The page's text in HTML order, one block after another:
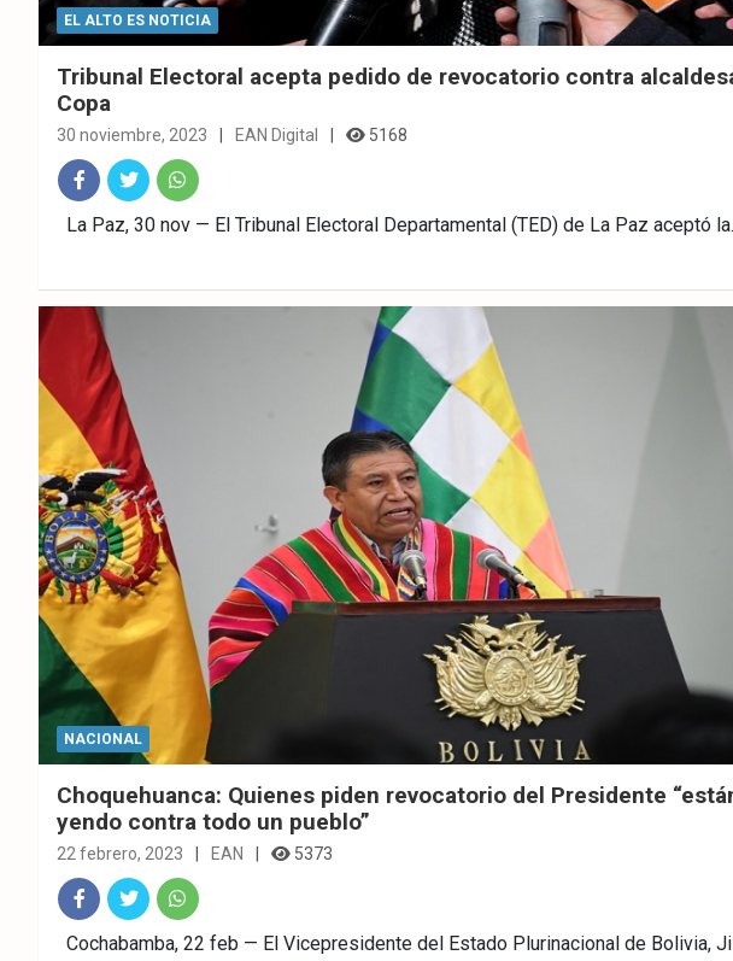
EL ALTO ES NOTICIA
Tribunal Electoral acepta pedido de revocatorio contra
Copa
30 noviembre, 2023 EAN Digital 5168
Fac
ok
Twitt What
p
La Paz, 30 nov — El Tribunal Electoral Departamental (TED) de La Paz aceptó
NACIONAL
Choquehuanca: Quienes piden revocatorio del Presidente
yendo contra todo un pueblo”
22 febrero, 2023 EAN 5373
Fac
Twitt What
Cochabamba, 22 feb — El Vicepresidente del Estado Plurinacional de Bolivia,